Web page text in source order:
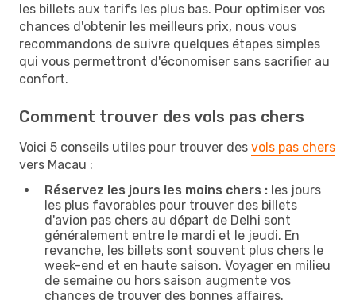
les billets aux tarifs les plus bas. Pour optimiser vos
chances d'obtenir les meilleurs prix, nous vous
recommandons de suivre quelques étapes simples
qui vous permettront d'économiser sans sacrifier au
confort.
Comment trouver des vols pas chers
Voici 5 conseils utiles pour trouver des vols pas chers
vers Macau :
Réservez les jours les moins chers : les jours
les plus favorables pour trouver des billets
d'avion pas chers au départ de Delhi sont
généralement entre le mardi et le jeudi. En
revanche, les billets sont souvent plus chers le
week-end et en haute saison. Voyager en milieu
de semaine ou hors saison augmente vos
chances de trouver des bonnes affaires.